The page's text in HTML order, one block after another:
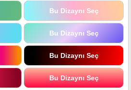
Bu Dizaynı Seç
Bu Dizaynı Seç
Bu Dizaynı Seç
Bu Dizaynı Seç